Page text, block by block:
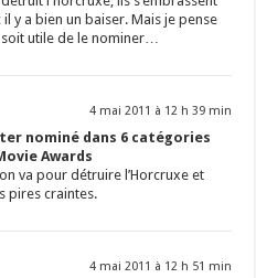
y a bien un baiser. Mais je pense
soit utile de le nominer…
4 mai 2011 à 12 h 39 min
nominé dans 6 catégories
Awards
va pour détruire l’Horcruxe et
pires craintes.
4 mai 2011 à 12 h 51 min